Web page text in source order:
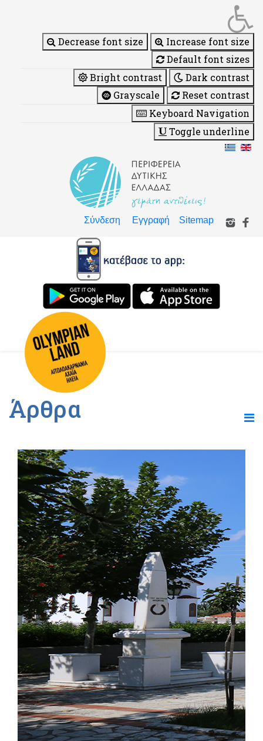
Decrease font size
Increase font size
Default font sizes
Bright contrast
Dark contrast
Grayscale
Reset contrast
Keyboard Navigation
Toggle underline
Σύνδεση Εγγραφή Sitemap
Άρθρα